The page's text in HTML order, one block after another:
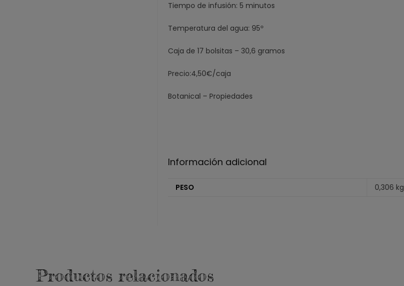
Tiempo de infusión: 5 minutos
Temperatura del agua: 95º
Caja de 17 bolsitas – 30,6 gramos
Precio:4,50€/caja
Botanical – Propiedades
Información adicional
PESO 0,306 kg
Productos relacionados